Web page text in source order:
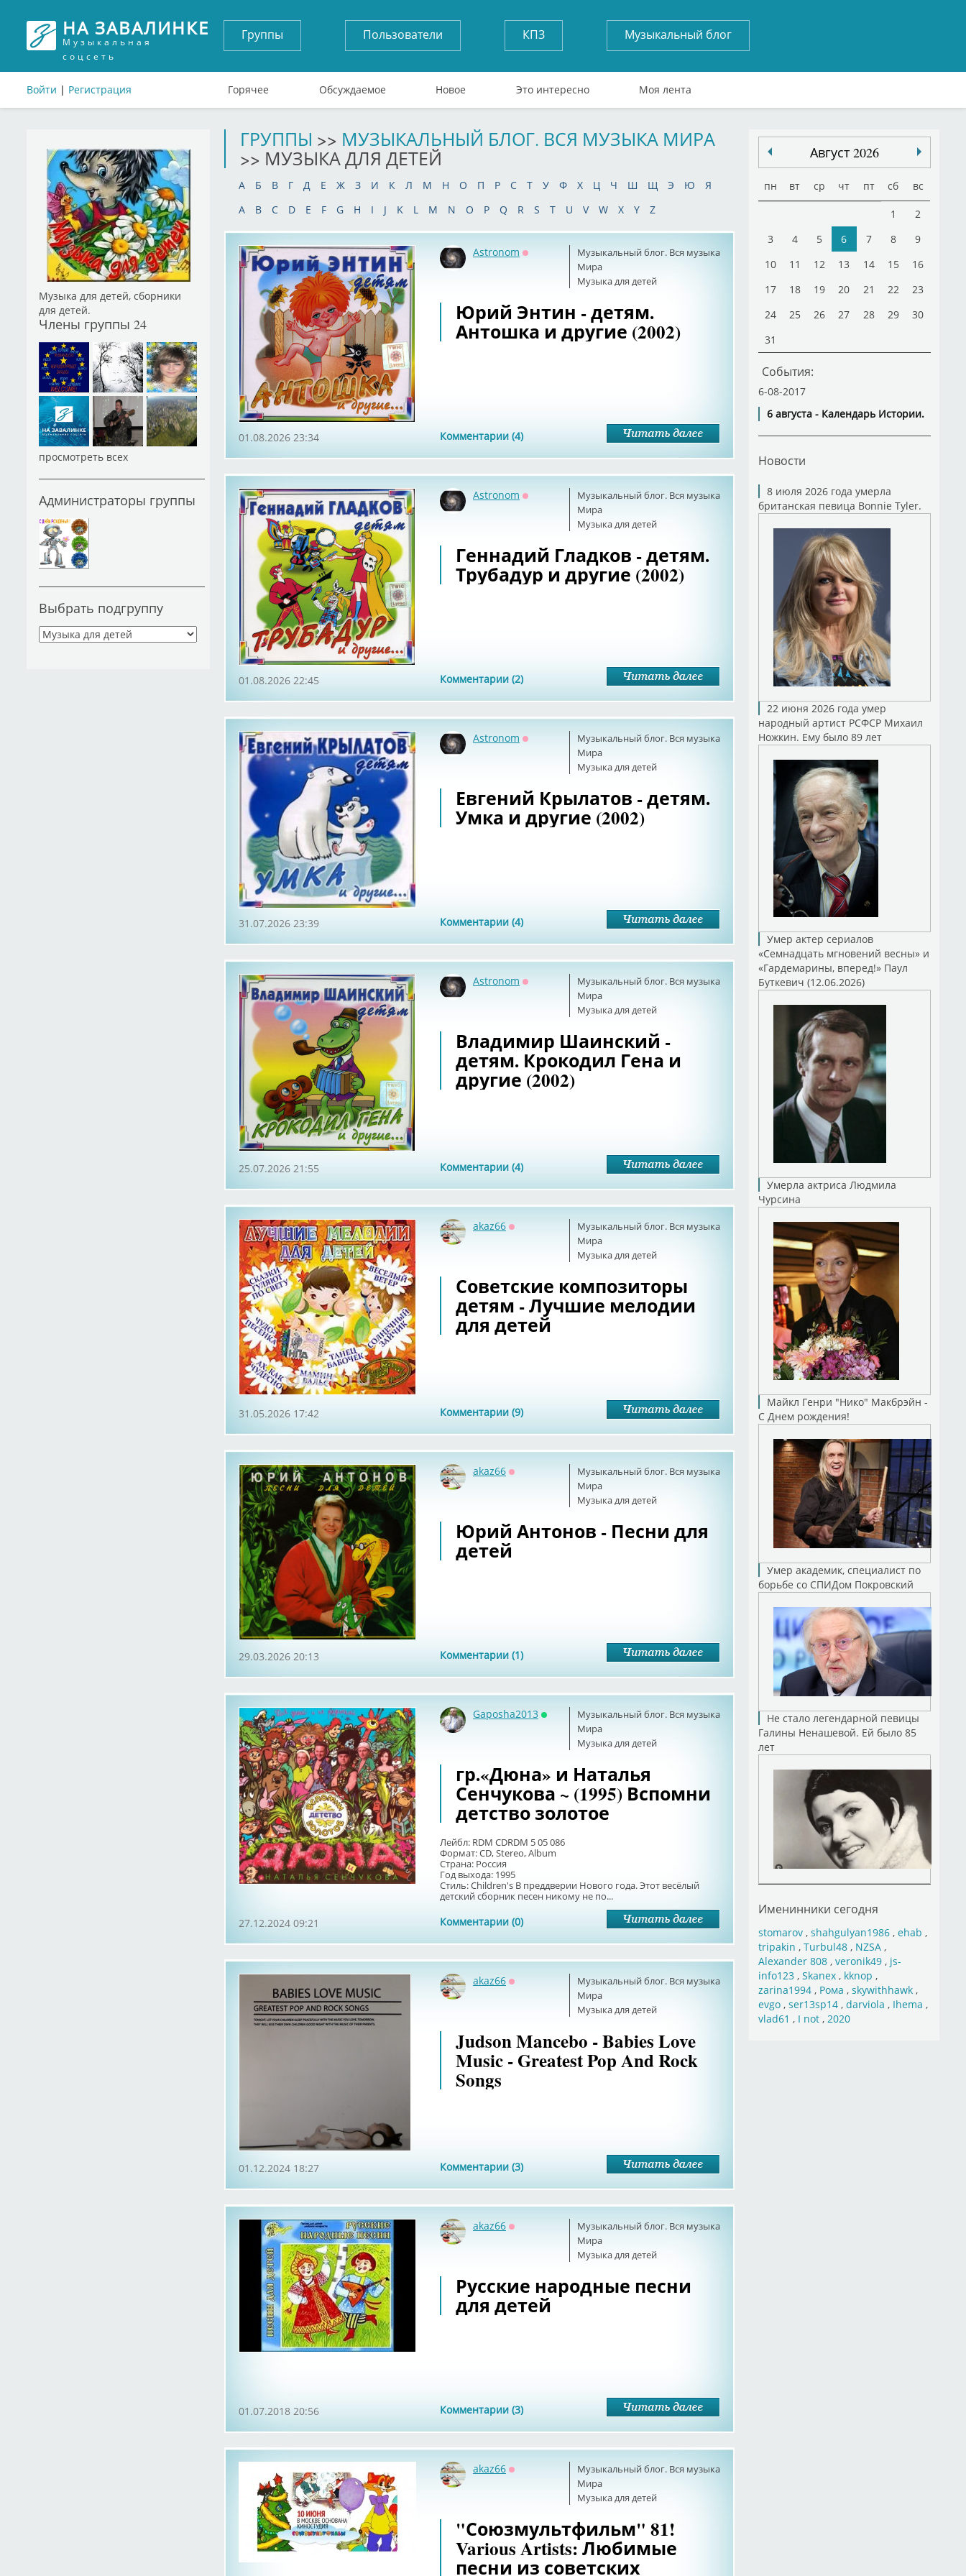
НА ЗАВАЛИНКЕ
Музыкальная
соцсеть
Войти | Регистрация
Группы Пользователи КПЗ Музыкальный блог
Горячее Обсуждаемое Новое Это интересно Моя лента
Музыка для детей, сборники
для детей.
Члены группы 24
просмотреть всех
Администраторы группы
Выбрать подгруппу
ГРУППЫ >> МУЗЫКАЛЬНЫЙ БЛОГ. ВСЯ МУЗЫКА МИРА
>> МУЗЫКА ДЛЯ ДЕТЕЙ
А Б В Г Д Е Ж З И К Л М Н О П Р С Т У Ф Х Ц Ч Ш Щ Э Ю
Я
A
B C D E F G H I J K L M N O P Q R S T U V W X Y Z
Музыкальный блог. Вся музыка
Мира
Музыка для детей
Astronom
Юрий Энтин - детям.
Антошка и другие (2002)
Комментарии (4)
01.08.2026 23:34
Музыкальный блог. Вся музыка
Мира
Музыка для детей
Astronom
Геннадий Гладков - детям.
Трубадур и другие (2002)
Комментарии (2)
01.08.2026 22:45
Музыкальный блог. Вся музыка
Мира
Музыка для детей
Astronom
Евгений Крылатов - детям.
Умка и другие (2002)
Комментарии (4)
31.07.2026 23:39
Музыкальный блог. Вся музыка
Мира
Музыка для детей
Astronom
Владимир Шаинский -
детям. Крокодил Гена и
другие (2002)
Комментарии (4)
25.07.2026 21:55
Музыкальный блог. Вся музыка
Мира
Музыка для детей
akaz66
Советские композиторы
детям - Лучшие мелодии
для детей
Комментарии (9)
31.05.2026 17:42
Музыкальный блог. Вся музыка
Мира
Музыка для детей
akaz66
Юрий Антонов - Песни для
детей
Комментарии (1)
29.03.2026 20:13
Музыкальный блог. Вся музыка
Мира
Музыка для детей
Gaposha2013
Онлайн
гр.«Дюна» и Наталья
Сенчукова ~ (1995) Вспомни
детство золотое
Лейбл: RDM CDRDM 5 05 086
Формат: CD, Stereo, Album
Страна: Россия
Год выхода: 1995
Стиль: Children's В преддверии Нового года. Этот весёлый
детский сборник песен никому не по...
Комментарии (0)
27.12.2024 09:21
Музыкальный блог. Вся музыка
Мира
Музыка для детей
akaz66
Judson Mancebo - Babies Love
Music - Greatest Pop And Rock
Songs
Комментарии (3)
01.12.2024 18:27
Музыкальный блог. Вся музыка
Мира
Музыка для детей
akaz66
Русские народные песни
для детей
Комментарии (3)
01.07.2018 20:56
Музыкальный блог. Вся музыка
Мира
Музыка для детей
akaz66
"Союзмультфильм" 81!
Various Artists: Любимые
песни из советских
Август 2026
пн вт ср чт пт сб вс
1
2
3
4 5 6 7 8
9
10
11 12 13 14 15
16
17
18 19 20 21 22
23
24
25 26 27 28 29
30
31
События:
6-08-2017
6 августа - Календарь Истории.
Новости
8 июля 2026 года умерла
британская певица Bonnie Tyler.
22 июня 2026 года умер
народный артист РСФСР Михаил
Ножкин. Ему было 89 лет
Умер актер сериалов
«Семнадцать мгновений весны» и
«Гардемарины, вперед!» Паул
Буткевич (12.06.2026)
Умерла актриса Людмила
Чурсина
Майкл Генри "Нико" Макбрэйн -
С Днем рождения!
Умер академик, специалист по
борьбе со СПИДом Покровский
Не стало легендарной певицы
Галины Ненашевой. Ей было 85
лет
Именинники сегодня
stomarov, shahgulyan1986, ehab ,
tripakin , Turbul48, NZSA,
Alexander 808, veronik49, js-
info123, Skanex, kknop ,
zarina1994, Рома , skywithhawk,
evgo, ser13sp14, darviola , Ihema ,
vlad61 , I not, 2020